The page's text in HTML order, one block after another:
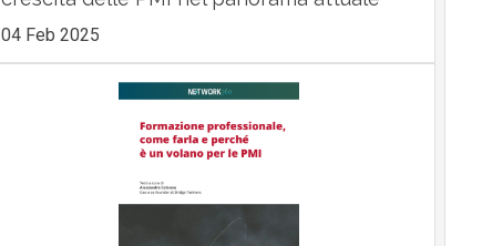
04 Feb 2025